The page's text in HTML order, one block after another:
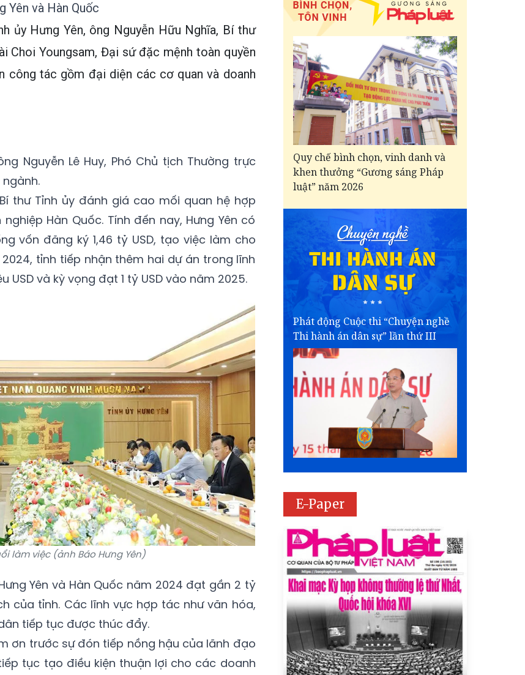
Yên và Hàn Quốc
ủy Hưng Yên, ông Nguyễn Hữu Nghĩa, Bí thư
Choi Youngsam, Đại sứ đặc mệnh toàn quyền
công tác gồm đại diện các cơ quan và doanh
Nguyễn Lê Huy, Phó Chủ tịch Thường trực
thư Tỉnh ủy đánh giá cao mối quan hệ hợp
Hàn Quốc. Tính đến nay, Hưng Yên có
vốn đăng ký 1,46 tỷ USD, tạo việc làm cho
tỉnh tiếp nhận thêm hai dự án trong lĩnh
và kỳ vọng đạt 1 tỷ USD vào năm 2025.
làm việc (ảnh Báo Hưng Yên)
Yên và Hàn Quốc năm 2024 đạt gần 2 tỷ
của tỉnh. Các lĩnh vực hợp tác như văn hóa,
tiếp tục được thúc đẩy.
ơn trước sự đón tiếp nồng hậu của lãnh đạo
tục tạo điều kiện thuận lợi cho các doanh
Quy chế bình chọn, vinh danh và
khen thưởng “Gương sáng Pháp
luật” năm 2026
Phát động Cuộc thi “Chuyện nghề
Thi hành án dân sự” lần thứ III
E-Paper